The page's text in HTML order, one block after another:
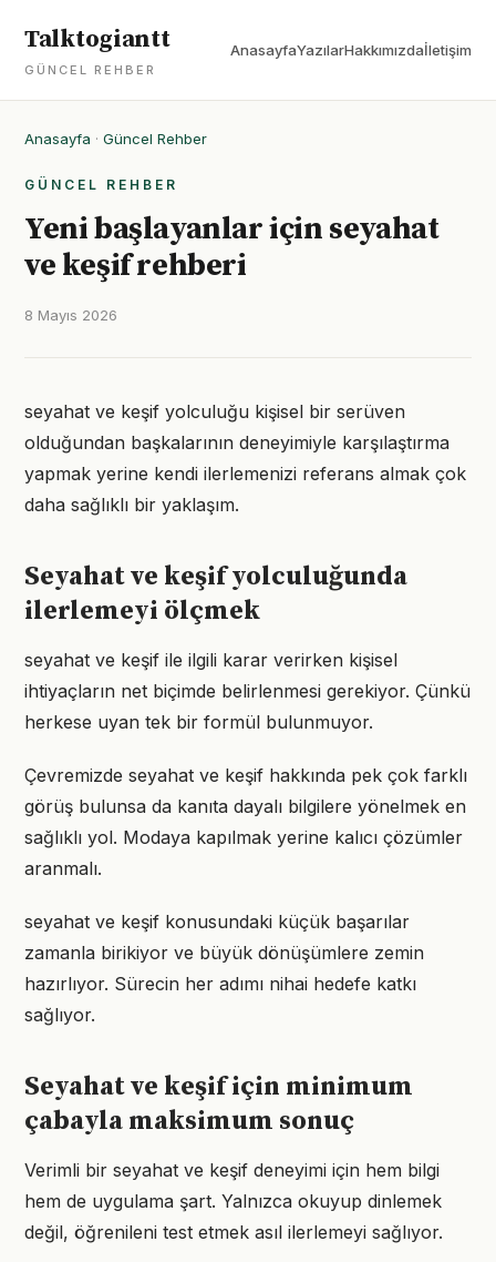
Talktogiantt
GÜNCEL REHBER
AnasayfaYazılarHakkımızdaİletişim
Anasayfa · Güncel Rehber
GÜNCEL REHBER
Yeni başlayanlar için seyahat
ve keşif rehberi
8 Mayıs 2026
seyahat ve keşif yolculuğu kişisel bir serüven
olduğundan başkalarının deneyimiyle karşılaştırma
yapmak yerine kendi ilerlemenizi referans almak çok
daha sağlıklı bir yaklaşım.
Seyahat ve keşif yolculuğunda
ilerlemeyi ölçmek
seyahat ve keşif ile ilgili karar verirken kişisel
ihtiyaçların net biçimde belirlenmesi gerekiyor. Çünkü
herkese uyan tek bir formül bulunmuyor.
Çevremizde seyahat ve keşif hakkında pek çok farklı
görüş bulunsa da kanıta dayalı bilgilere yönelmek en
sağlıklı yol. Modaya kapılmak yerine kalıcı çözümler
aranmalı.
seyahat ve keşif konusundaki küçük başarılar
zamanla birikiyor ve büyük dönüşümlere zemin
hazırlıyor. Sürecin her adımı nihai hedefe katkı
sağlıyor.
Seyahat ve keşif için minimum
çabayla maksimum sonuç
Verimli bir seyahat ve keşif deneyimi için hem bilgi
hem de uygulama şart. Yalnızca okuyup dinlemek
değil, öğrenileni test etmek asıl ilerlemeyi sağlıyor.